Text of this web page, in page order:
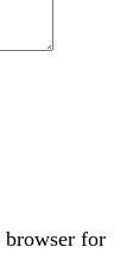
browser for